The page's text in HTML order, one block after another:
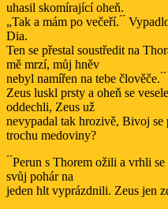
uhasil skomírající oheň.
„Tak a mám po večeří.
Dia.
Ten se přestal soustředit na
mě mrzí, můj hněv
nebyl namířen na tebe člověče. ́ ́
Zeus luskl prsty a oheň se
oddechli, Zeus už
nevypadal tak hrozivě, Bivoj
trochu medoviny?
́Perun s Thorem ožili a vrhli
svůj pohár na
jeden hlt vyprázdnili. Zeus jen